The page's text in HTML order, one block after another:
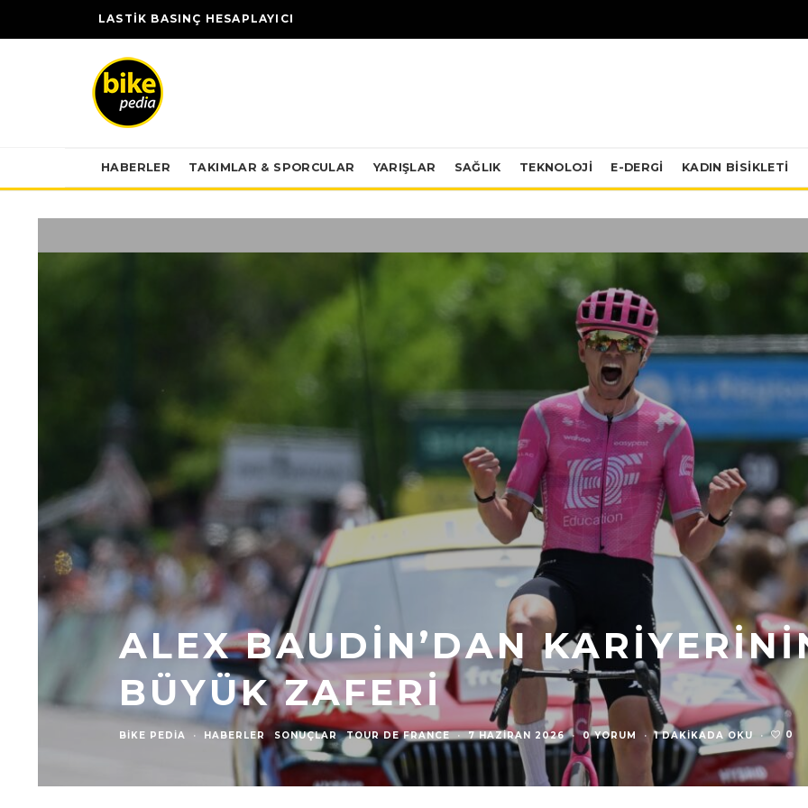
LASTİK BASINÇ HESAPLAYICI
HABERLER TAKIMLAR & SPORCULAR YARIŞLAR SAĞLIK TEKNOLOJI E-DERGİ KADIN BISIKLETI
ALEX BAUDIN’DAN
BÜYÜK ZAFERI
BIKE PEDIA · HABERLER SONUÇLAR TOUR DE FRANCE · 7 HAZIRAN 2026 · 0 YORUM · 1 DAKIKADA OKU · 0